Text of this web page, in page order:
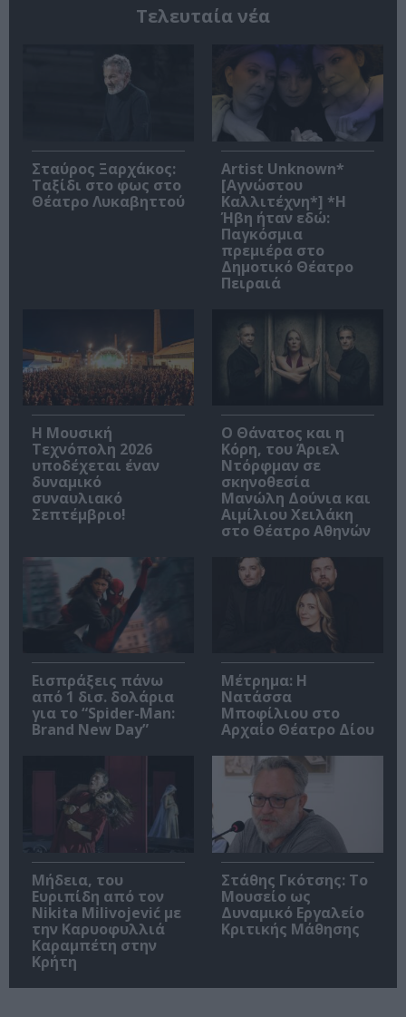
Τελευταία νέα
Σταύρος Ξαρχάκος:
Ταξίδι στο φως στο
Θέατρο Λυκαβηττού
Artist Unknown*
[Αγνώστου
Καλλιτέχνη*] *Η
Ήβη ήταν εδώ:
Παγκόσμια
πρεμιέρα στο
Δημοτικό Θέατρο
Πειραιά
Η Μουσική
Τεχνόπολη 2026
υποδέχεται έναν
δυναμικό
συναυλιακό
Σεπτέμβριο!
Ο Θάνατος και η
Κόρη, του Άριελ
Ντόρφμαν σε
σκηνοθεσία
Μανώλη Δούνια και
Αιμίλιου Χειλάκη
στο Θέατρο Αθηνών
Εισπράξεις πάνω
από 1 δισ. δολάρια
για το “Spider-Man:
Brand New Day”
Μέτρημα: Η
Νατάσσα
Μποφίλιου στο
Αρχαίο Θέατρο Δίου
Μήδεια, του
Ευριπίδη από τον
Nikita Milivojević με
την Καρυοφυλλιά
Καραμπέτη στην
Κρήτη
Στάθης Γκότσης: Το
Μουσείο ως
Δυναμικό Εργαλείο
Κριτικής Μάθησης